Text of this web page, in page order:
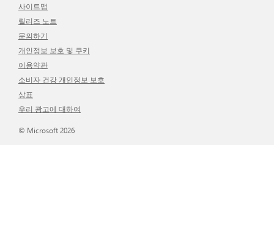
사이트맵
릴리즈 노트
문의하기
개인정보 보호 및 쿠키
이용약관
소비자 건강 개인정보 보호
상표
우리 광고에 대하여
© Microsoft 2026